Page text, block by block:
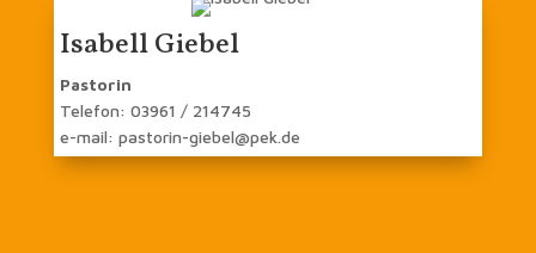
Isabell Giebel
Pastorin
Telefon: 03961 / 214745
e-mail: pastorin-giebel@pek.de